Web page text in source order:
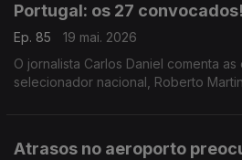
Portugal: os 27 convocados!
Ep. 85
19 mai. 2026
O jornalista Carlos Daniel comenta
selecionador nacional, Roberto
Atrasos no aeroporto